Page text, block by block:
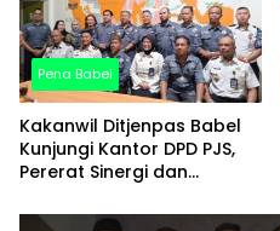
Pena Babel
Kakanwil Ditjenpas Babel
Kunjungi Kantor DPD PJS,
Pererat Sinergi dan